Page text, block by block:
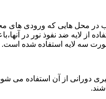
محل هایی که ورودی های
از لایه ضد نفوذ نور در
سه لایه استفاده شده است.